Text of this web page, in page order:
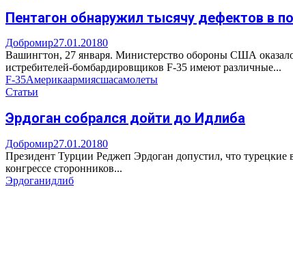
Пентагон обнаружил тысячу дефектов в
Добромир27.01.20180
Вашингтон, 27 января. Министерство обороны США
истребителей-бомбардировщиков F-35 имеют различные...
F-35Америкаармиясшасамолеты
Статьи
Эрдоган собрался дойти до Идлиба
Добромир27.01.20180
Президент Турции Реджеп Эрдоган допустил, что турецкие
конгрессе сторонников...
Эрдоганидлиб